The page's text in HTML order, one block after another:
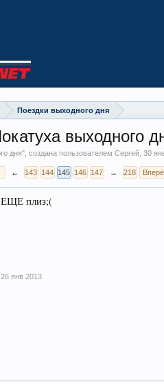
Поездки выходного дня
выходного
дня", создана пользователем Сергей, 30
← 143 144 145 146 147 → 218
ЕЩЕ плиз;(
26 янв 2013